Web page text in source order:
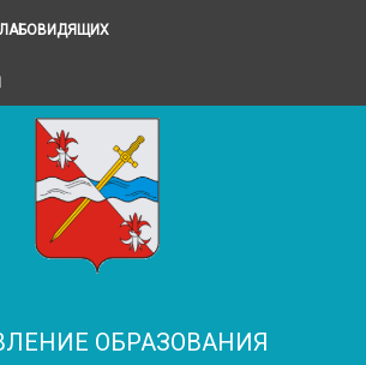
ОБРАЗОВАНИЯ